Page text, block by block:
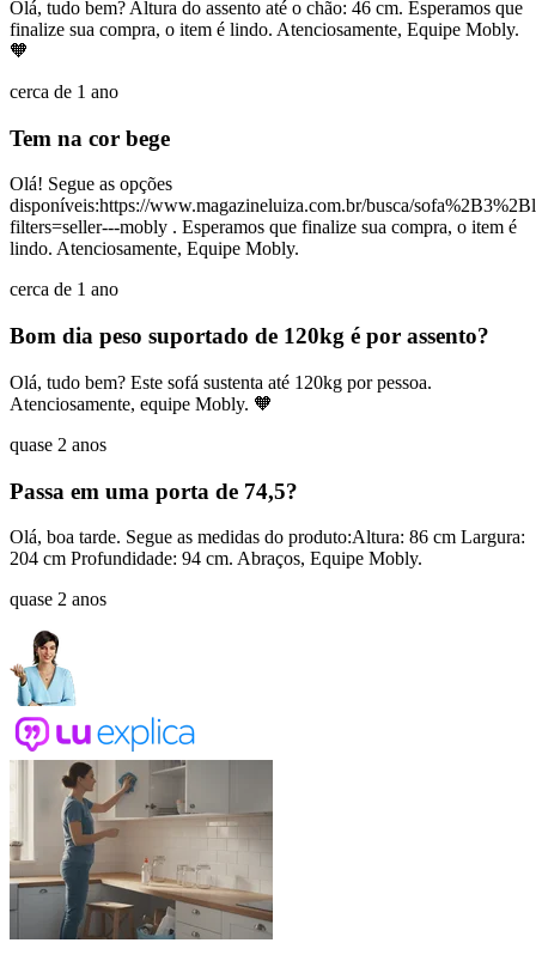
Olá, tudo bem? Altura do assento até o chão: 46 cm. Esperamos que
finalize sua compra, o item é lindo. Atenciosamente, Equipe Mobly.
🧡
cerca de 1 ano
Tem na cor bege
Olá! Segue as opções
disponíveis:https://www.magazineluiza.com.br/busca/
filters=seller---mobly . Esperamos que finalize sua compra, o item é
lindo. Atenciosamente, Equipe Mobly.
cerca de 1 ano
Bom dia peso suportado de 120kg é por assento?
Olá, tudo bem? Este sofá sustenta até 120kg por pessoa.
Atenciosamente, equipe Mobly. 🧡
quase 2 anos
Passa em uma porta de 74,5?
Olá, boa tarde. Segue as medidas do produto:Altura: 86 cm Largura:
204 cm Profundidade: 94 cm. Abraços, Equipe Mobly.
quase 2 anos